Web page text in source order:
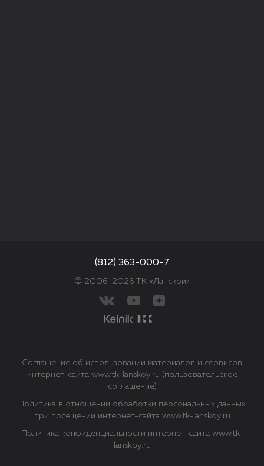
© 2006–2026 ТК «Ланской»
(812) 363-000-7
Политика в отношении обработки персональных данных
при посещении интернет-сайта www.tk-lanskoy.ru
Соглашение об использовании материалов и сервисов
интернет-сайта www.tk-lanskoy.ru (пользовательское
соглашение)
Политика конфиденциальности интернет-сайта www.tk-
lanskoy.ru